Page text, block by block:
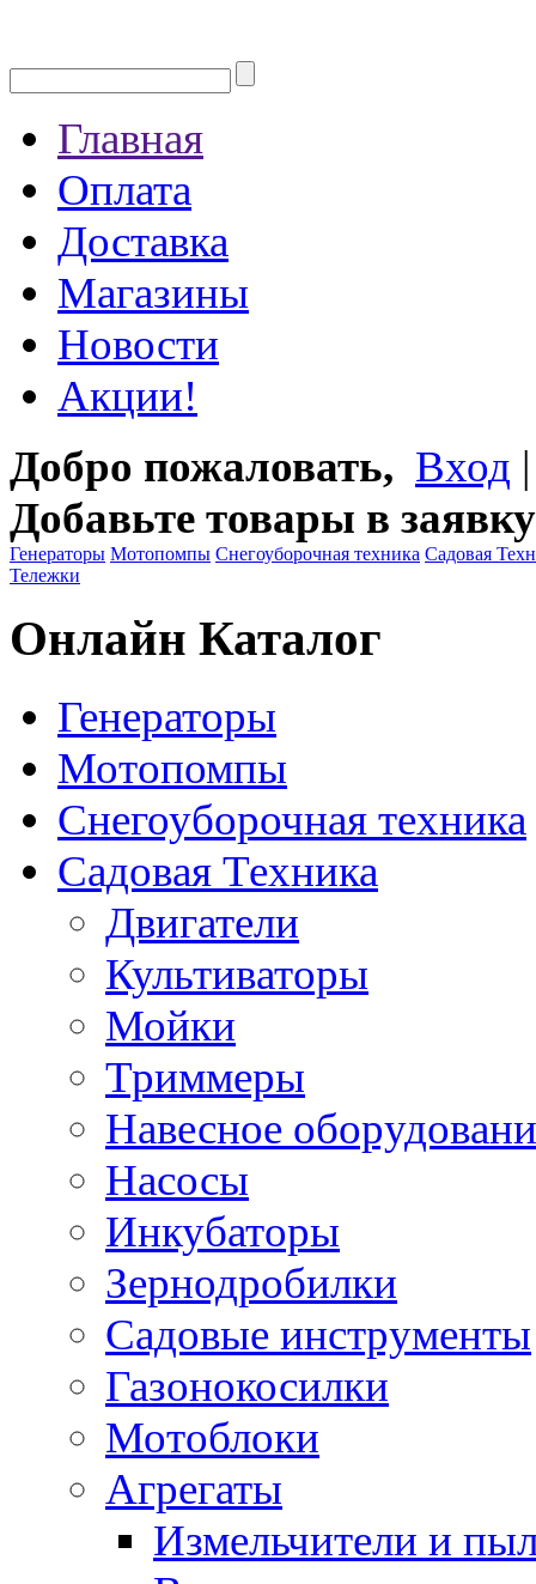
Главная
Оплата
Доставка
Магазины
Новости
Акции!
Добро пожаловать, Вход
Добавьте товары в заявку
Генераторы Мотопомпы Снегоуборочная техника Садовая
Тележки
Онлайн Каталог
Генераторы
Мотопомпы
Снегоуборочная техника
Садовая Техника
Двигатели
Культиваторы
Мойки
Триммеры
Навесное
Насосы
Инкубаторы
Зернодробилки
Садовые инструменты
Газонокосилки
Мотоблоки
Агрегаты
Измельчители и